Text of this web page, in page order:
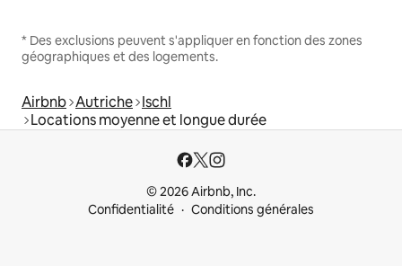
* Des exclusions peuvent s'appliquer en fonction des zones
géographiques et des logements.
Airbnb Autriche Ischl
Locations moyenne et longue durée
© 2026 Airbnb, Inc.
Confidentialité
Conditions générales